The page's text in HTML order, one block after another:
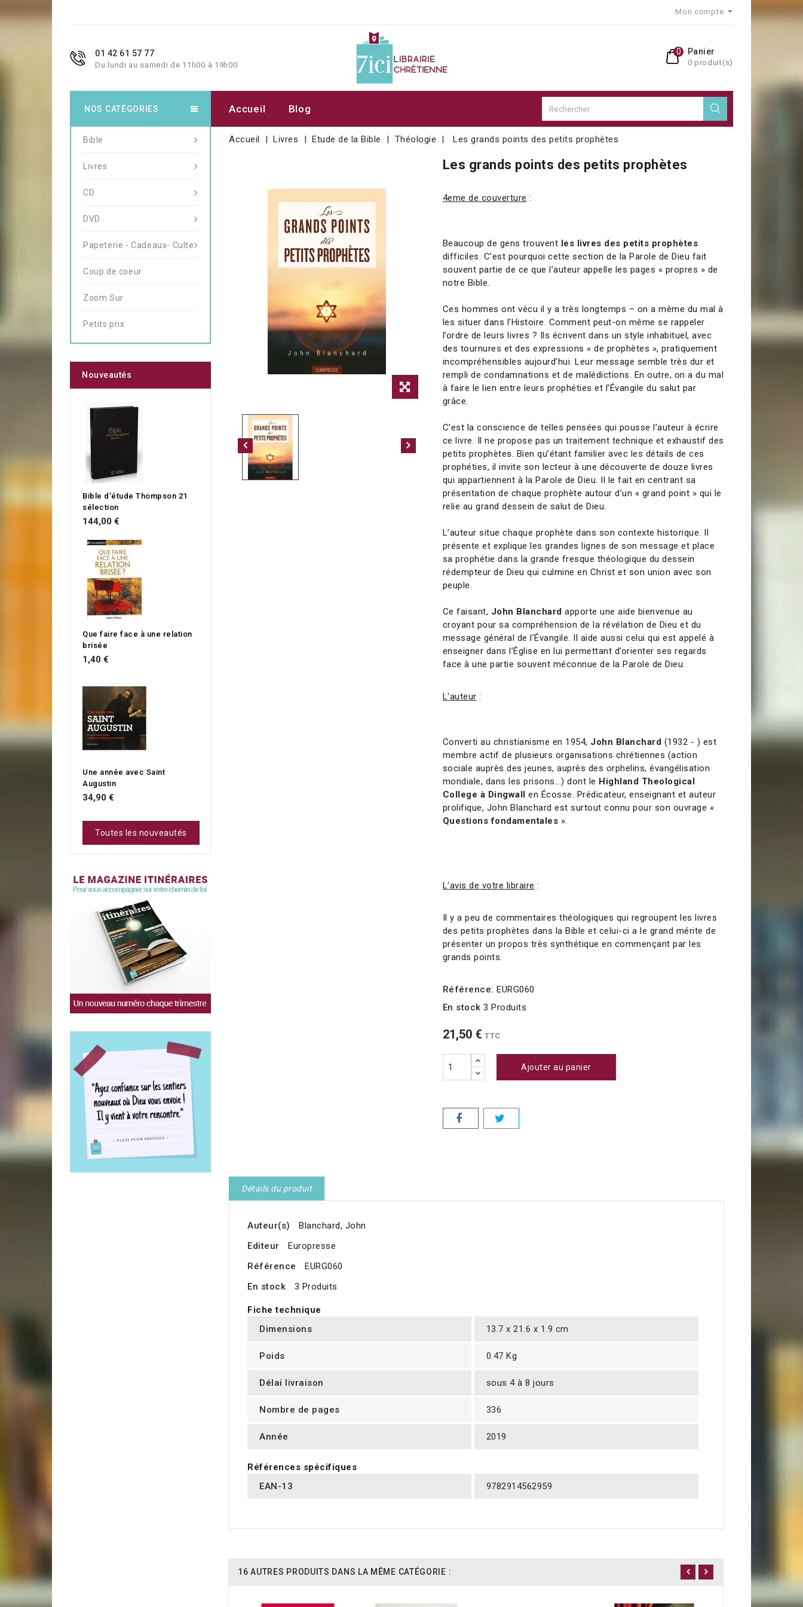
Mon compte
01 42 61 57 77
Du lundi au samedi de 11h00 à 19h00
Panier
0 produit(s)
0
Accueil Blog
Accueil Livres Etude de la Bible Théologie Les grands points des petits prophètes
Les grands points des petits prophètes
4eme de couverture :
Beaucoup de gens trouvent les livres des petits prophètes
difficiles. C’est pourquoi cette section de la Parole de Dieu fait
souvent partie de ce que l’auteur appelle les pages « propres » de
notre Bible.
Ces hommes ont vécu il y a très longtemps – on a même du mal à
les situer dans l’Histoire. Comment peut-on même se rappeler
l’ordre de leurs livres ? Ils écrivent dans un style inhabituel, avec
des tournures et des expressions « de prophètes », pratiquement
incompréhensibles aujourd’hui. Leur message semble très dur et
rempli de condamnations et de malédictions. En outre, on a du mal
à faire le lien entre leurs prophéties et l’Évangile du salut par
grâce.
C’est la conscience de telles pensées qui pousse l’auteur à écrire
ce livre. Il ne propose pas un traitement technique et exhaustif des
petits prophètes. Bien qu’étant familier avec les détails de ces
prophéties, il invite son lecteur à une découverte de douze livres
qui appartiennent à la Parole de Dieu. Il le fait en centrant sa
présentation de chaque prophète autour d’un « grand point » qui le
relie au grand dessein de salut de Dieu.
L’auteur situe chaque prophète dans son contexte historique. Il
présente et explique les grandes lignes de son message et place
sa prophétie dans la grande fresque théologique du dessein
rédempteur de Dieu qui culmine en Christ et son union avec son
peuple.
Ce faisant, John Blanchard apporte une aide bienvenue au
croyant pour sa compréhension de la révélation de Dieu et du
message général de l’Évangile. Il aide aussi celui qui est appelé à
enseigner dans l’Église en lui permettant d’orienter ses regards
face à une partie souvent méconnue de la Parole de Dieu.
L'auteur :
Converti au christianisme en 1954, John Blanchard (1932 - ) est
membre actif de plusieurs organisations chrétiennes (action
sociale auprès des jeunes, auprès des orphelins, évangélisation
mondiale, dans les prisons...) dont le Highland Theological
College à Dingwall en Écosse. Prédicateur, enseignant et auteur
prolifique, John Blanchard est surtout connu pour son ouvrage «
Questions fondamentales ».
L'avis de votre libraire :
Il y a peu de commentaires théologiques qui regroupent les livres
des petits prophètes dans la Bible et celui-ci a le grand mérite de
présenter un propos très synthétique en commençant par les
grands points.
Référence: EURG060
En stock 3 Produits
21,50 € TTC
Ajouter au panier
Détails du produit
Auteur(s)
Blanchard, John
Editeur
Europresse
Référence
EURG060
En stock
3 Produits
Fiche technique
Dimensions
13.7 x 21.6 x 1.9 cm
Poids 0.47 Kg
Délai livraison sous 4 à 8 jours
Nombre de pages 336
Année 2019
Références spécifiques
EAN-13
9782914562959
16 AUTRES PRODUITS DANS LA MÊME CATÉGORIE :
NOS CATÉGORIES
Bible
Livres
CD
DVD
Papeterie - Cadeaux- Culte
Coup de coeur
Zoom Sur
Petits prix
Nouveautés
Bible d'étude Thompson 21
sélection
144,00 €
Que faire face à une relation
brisée
1,40 €
Une année avec Saint
Augustin
34,90 €
Toutes les nouveautés